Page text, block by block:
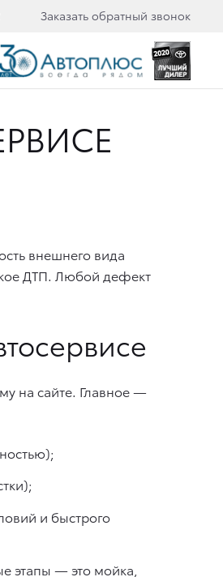
Заказать обратный звонок
внешнего вида
ДТП. Любой дефект
на сайте. Главное —
и быстрого
этапы — это мойка,